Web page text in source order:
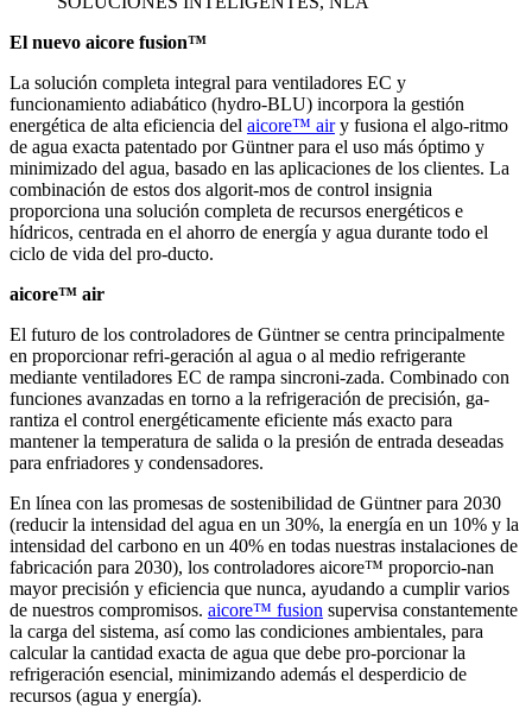
El nuevo aicore fusion™
La solución completa integral para ventiladores EC y
funcionamiento adiabático (hydro-BLU) incorpora la gestión
energética de alta eficiencia del aicore™ airy fusiona el algo-ritmo
de agua exacta patentado por Güntner para el uso más óptimo y
minimizado del agua, basado en las aplicaciones de los clientes. La
combinación de estos dos algorit-mos de control insignia
proporciona una solución completa de recursos energéticos e
hídricos, centrada en el ahorro de energía y agua durante todo el
ciclo de vida del pro-ducto.
aicore™ air
El futuro de los controladores de Güntner se centra principalmente
en proporcionar refri-geración al agua o al medio refrigerante
mediante ventiladores EC de rampa sincroni-zada. Combinado con
funciones avanzadas en torno a la refrigeración de precisión, ga-
rantiza el control energéticamente eficiente más exacto para
mantener la temperatura de salida o la presión de entrada deseadas
para enfriadores y condensadores.
En línea con las promesas de sostenibilidad de Güntner para 2030
(reducir la intensidad del agua en un 30%, la energía en un 10% y la
intensidad del carbono en un 40% en todas nuestras instalaciones de
fabricación para 2030), los controladores aicore™ proporcio-nan
mayor precisión y eficiencia que nunca, ayudando a cumplir varios
de nuestros compromisos. aicore™ fusion supervisa constantemente
la carga del sistema, así como las condiciones ambientales, para
calcular la cantidad exacta de agua que debe pro-porcionar la
refrigeración esencial, minimizando además el desperdicio de
recursos (agua y energía).